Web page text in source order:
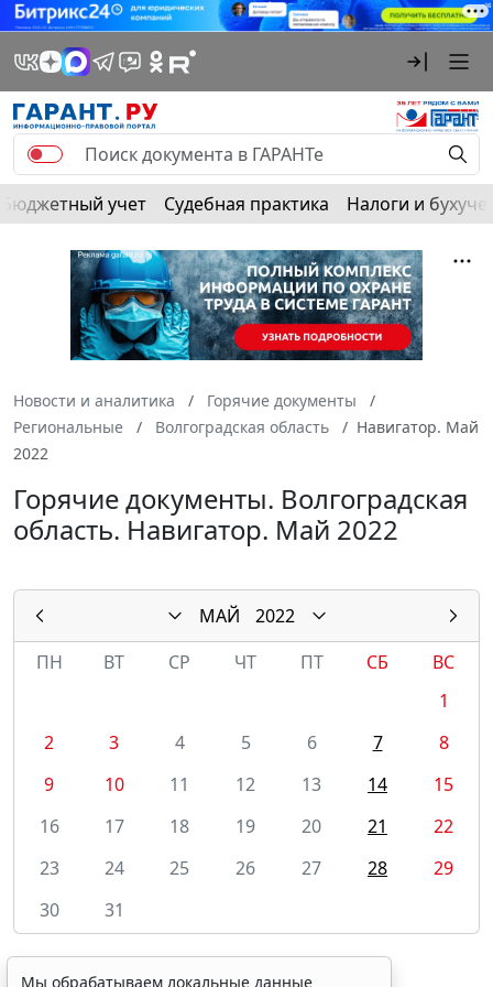
Бюджетный учет Судебная практика Налоги и
Новости и аналитика
Горячие документы
Региональные
Волгоградская область
Навигатор. Май
2022
Горячие документы. Волгоградская
область. Навигатор. Май 2022
МАЙ
2022
ПН
ВТ СР ЧТ ПТ СБ
ВС
1
2
3 4 5 6 7
8
9
10 11 12 13 14
15
16
17 18 19 20 21
22
23
24 25 26 27 28
29
30
31
Мы обрабатываем локальные данные